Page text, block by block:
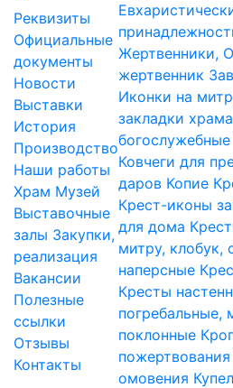
Реквизиты
Официальные
документы
Новости
Выставки
История
Производство
Наши работы
Храм Музей
Выставочные
залы Закупки,
реализация
Вакансии
Полезные
ссылки
Отзывы
Контакты
Жертвенники,
жертвенник
Иконки на
закладки храма
богослужебные
Ковчеги для
даров Копие
Крест-иконы
для дома
митру, клобук,
наперсные
Кресты
погребальные,
поклонные
пожертвования
омовения